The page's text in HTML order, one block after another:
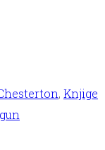
, Knjige